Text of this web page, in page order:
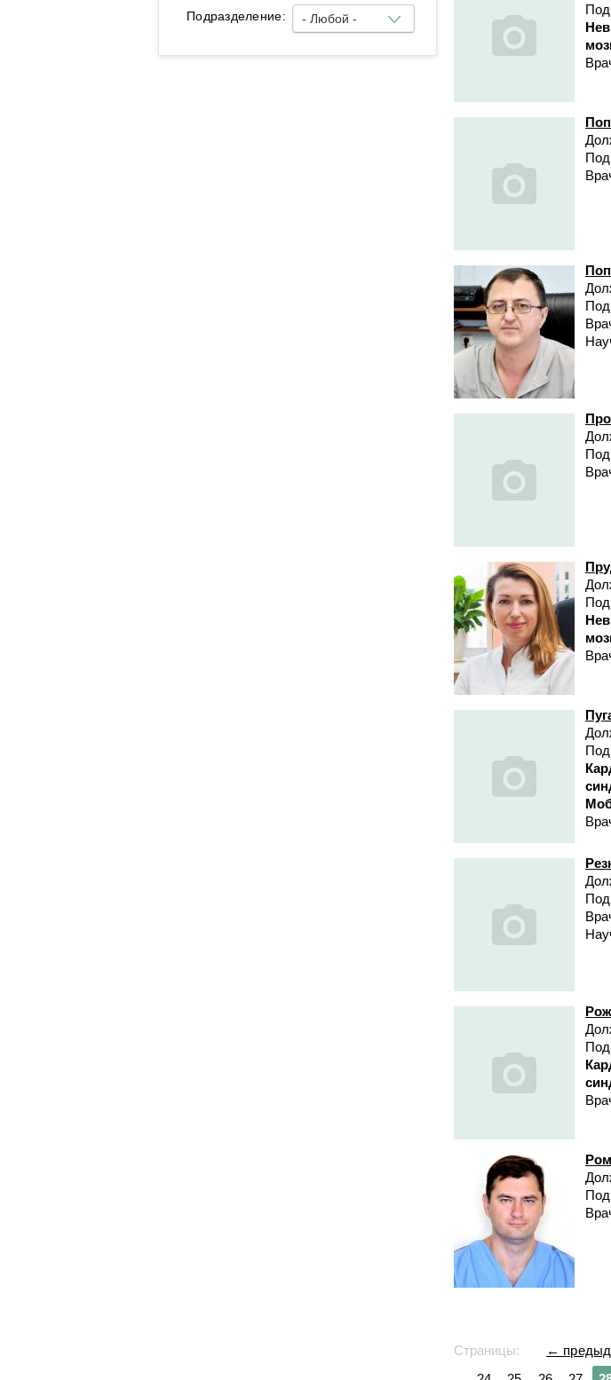
кровообращения
- Любой -
Подразделение:
Страницы: ←